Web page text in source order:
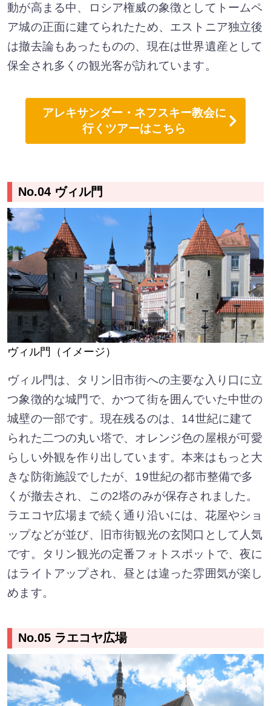
動が高まる中、ロシア権威の象徴としてトームペ
ア城の正面に建てられたため、エストニア独立後
は撤去論もあったものの、現在は世界遺産として
保全され多くの観光客が訪れています。
アレキサンダー・ネフスキー教会に
行くツアーはこちら
No.04 ヴィル門
ヴィル門（イメージ）
ヴィル門は、タリン旧市街への主要な入り口に立
つ象徴的な城門で、かつて街を囲んでいた中世の
城壁の一部です。現在残るのは、14世紀に建て
られた二つの丸い塔で、オレンジ色の屋根が可愛
らしい外観を作り出しています。本来はもっと大
きな防衛施設でしたが、19世紀の都市整備で多
くが撤去され、この2塔のみが保存されました。
ラエコヤ広場まで続く通り沿いには、花屋やショ
ップなどが並び、旧市街観光の玄関口として人気
です。タリン観光の定番フォトスポットで、夜に
はライトアップされ、昼とは違った雰囲気が楽し
めます。
No.05 ラエコヤ広場